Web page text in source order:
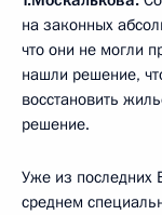
на законных
что они не могли
нашли решение,
восстановить
решение.
Уже из последних
среднем